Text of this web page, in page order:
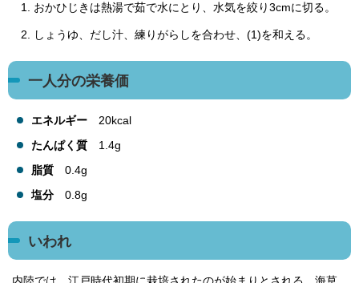
おかひじきは熱湯で茹で水にとり、水気を絞り3cmに切る。
しょうゆ、だし汁、練りがらしを合わせ、(1)を和える。
一人分の栄養価
エネルギー 20kcal
たんぱく質 1.4g
脂質 0.4g
塩分 0.8g
いわれ